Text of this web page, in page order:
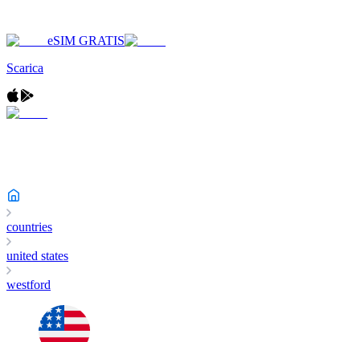
eSIM GRATIS
Scarica
countries
united states
westford